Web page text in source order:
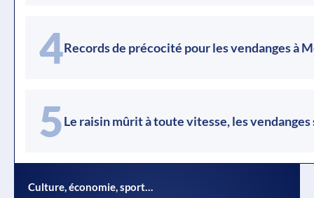
4Records de précocité pour les vendanges à
5Le raisin mûrit à toute vitesse, les
Culture, économie, sport…